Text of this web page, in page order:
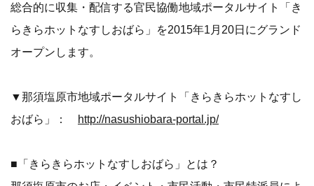
総合的に収集・配信する官民協働地域ポータルサイト「き
らきらホットなすしおばら」を2015年1月20日にグランド
オープンします。
▼那須塩原市地域ポータルサイト「きらきらホットなすし
おばら」：
http://nasushiobara-portal.jp/
■「きらきらホットなすしおばら」とは？